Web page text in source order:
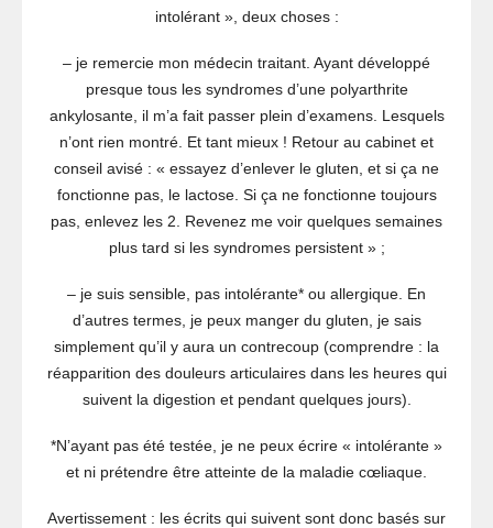
intolérant », deux choses :
– je remercie mon médecin traitant. Ayant développé
presque tous les syndromes d’une polyarthrite
ankylosante, il m’a fait passer plein d’examens. Lesquels
n’ont rien montré. Et tant mieux ! Retour au cabinet et
conseil avisé : « essayez d’enlever le gluten, et si ça ne
fonctionne pas, le lactose. Si ça ne fonctionne toujours
pas, enlevez les 2. Revenez me voir quelques semaines
plus tard si les syndromes persistent » ;
– je suis sensible, pas intolérante* ou allergique. En
d’autres termes, je peux manger du gluten, je sais
simplement qu’il y aura un contrecoup (comprendre : la
réapparition des douleurs articulaires dans les heures qui
suivent la digestion et pendant quelques jours).
*N’ayant pas été testée, je ne peux écrire « intolérante »
et ni prétendre être atteinte de la maladie cœliaque.
Avertissement : les écrits qui suivent sont donc basés sur